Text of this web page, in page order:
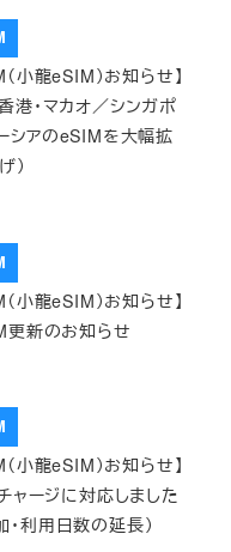
小龍eSIM）お知らせ】
港・マカオ／シンガポ
シアのeSIMを大幅拡
）
小龍eSIM）お知らせ】
新のお知らせ
小龍eSIM）お知らせ】
ャージに対応しました
・利用日数の延長）